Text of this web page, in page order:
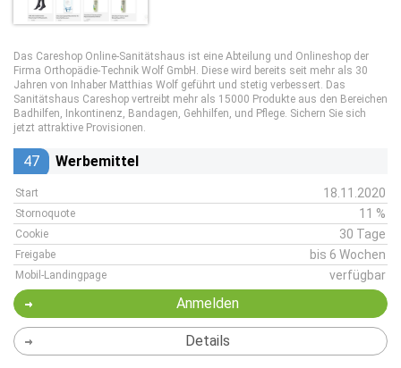
Das Careshop Online-Sanitätshaus ist eine Abteilung und Onlineshop der
Firma Orthopädie-Technik Wolf GmbH. Diese wird bereits seit mehr als 30
Jahren von Inhaber Matthias Wolf geführt und stetig verbessert. Das
Sanitätshaus Careshop vertreibt mehr als 15000 Produkte aus den Bereichen
Badhilfen, Inkontinenz, Bandagen, Gehhilfen, und Pflege. Sichern Sie sich
jetzt attraktive Provisionen.
47 Werbemittel
Start 18.11.2020
Stornoquote 11 %
Cookie 30 Tage
Freigabe bis 6 Wochen
Mobil-Landingpage verfügbar
Anmelden
Details